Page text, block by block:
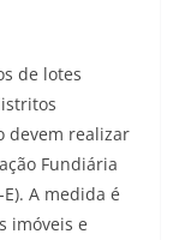
de lotes
devem realizar
Fundiária
A medida é
imóveis e